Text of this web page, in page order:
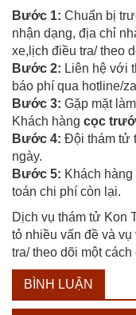
Bước 1: Chuẩn bị
nhận dạng, địa chỉ
xe,lịch điều tra/ theo
Bước 2: Liên hệ với
báo phí qua hotline/
Bước 3: Gặp mặt
Khách hàng cọc
Bước 4: Đội thám tử
ngày.
Bước 5: Khách
toán chi phí còn lại.
Dịch vụ thám tử Kon
tỏ nhiều vấn đề và
tra/ theo dõi một cách
BÌNH LUẬN